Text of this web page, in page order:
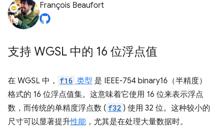
François Beaufort
支持 WGSL 中的 16 位浮点值
在 WGSL 中， f16 类型 是 IEEE-754 binary16（半精度）
格式的 16 位浮点值集。这意味着它使用 16 位来表示浮点
数，而传统的单精度浮点数 ( f32 ) 使用 32 位。这种较小的
尺寸可以显著提升性能 ，尤其是在处理大量数据时。